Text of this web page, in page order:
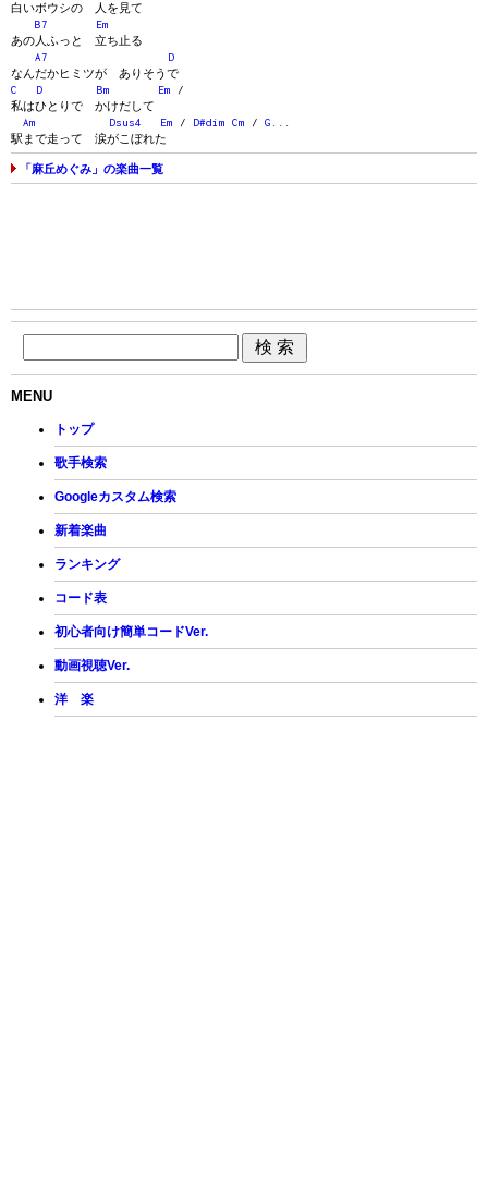
白いボウシの 人を見て
B7
Em
あの人ふっと 立ち止る
A7
D
なんだかヒミツが ありそうで
C
D Bm Em /
私はひとりで かけだして
Am
Dsus4 Em / D#dim Cm / G
駅まで走って 涙がこぼれた
「麻丘めぐみ」の楽曲一覧
MENU
トップ
歌手検索
Googleカスタム検索
新着楽曲
ランキング
コード表
初心者向け簡単コードVer.
動画視聴Ver.
洋 楽